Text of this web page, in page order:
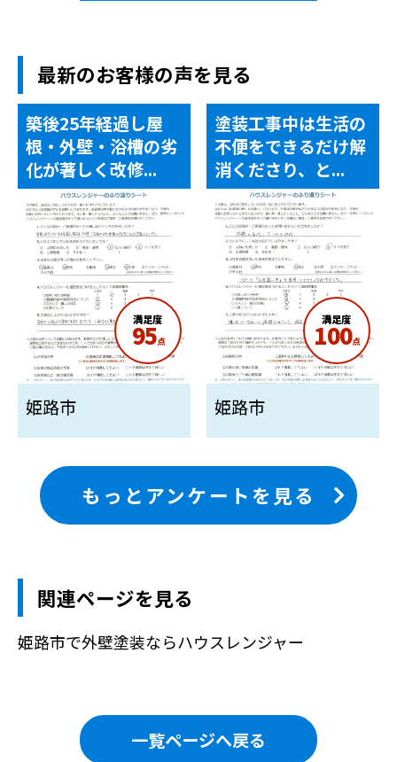
最新のお客様の声を見る
築後25年経過し屋
根・外壁・浴槽の劣
化が著しく改修...
満足度
95点
姫路市
塗装工事中は生活の
不便をできるだけ解
消くださり、と...
満足度
100点
姫路市
もっとアンケートを見る
関連ページを見る
姫路市で外壁塗装ならハウスレンジャー
一覧ページへ戻る